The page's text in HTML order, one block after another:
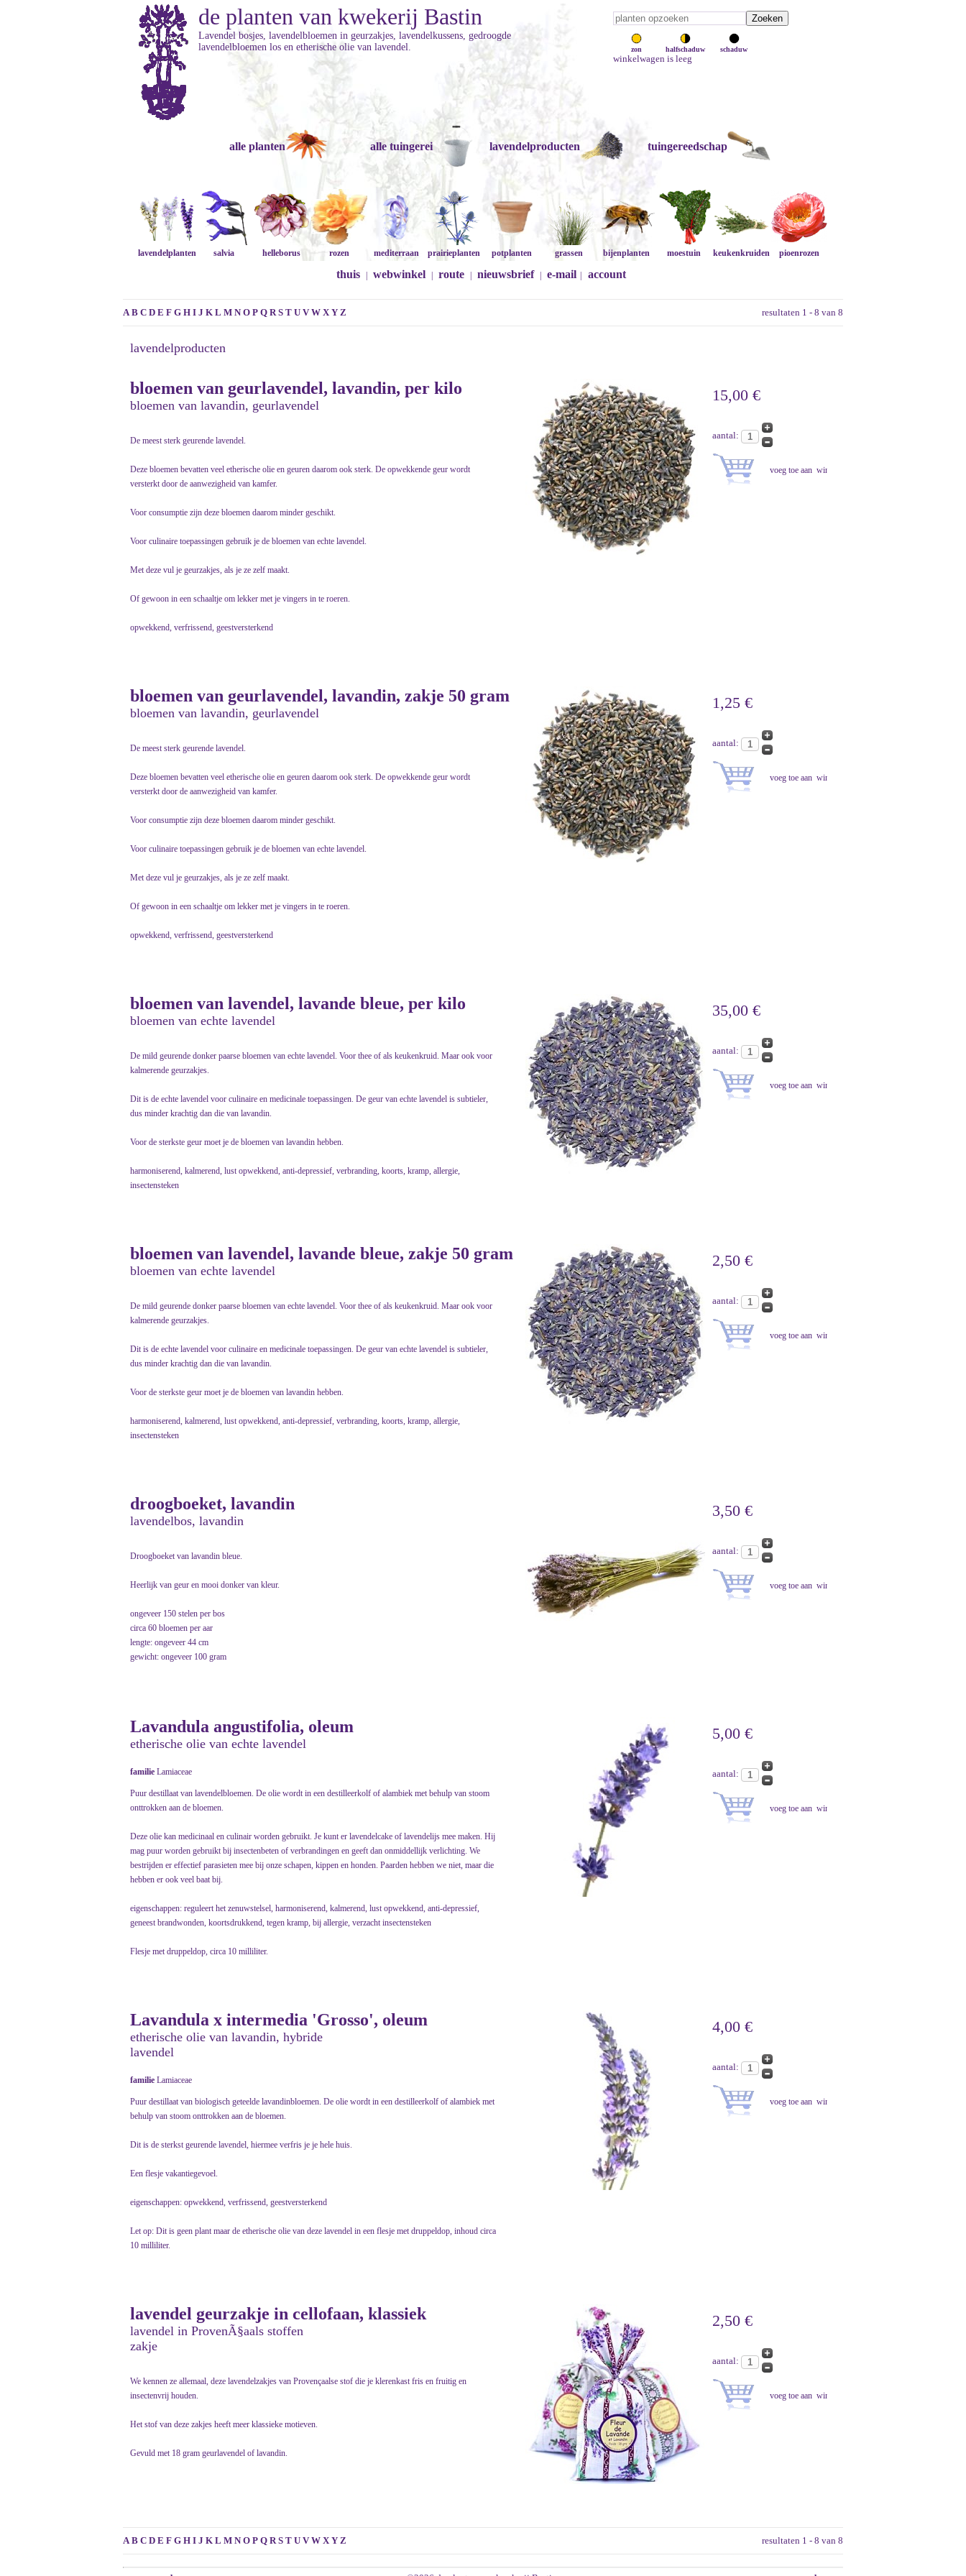
zon halfschaduw schaduw
winkelwagen is leeg
de planten van kwekerij Bastin
Lavendel bosjes, lavendelbloemen in geurzakjes, lavendelkussens, gedroogde
lavendelbloemen los en etherische olie van lavendel.
alle planten alle tuingerei lavendelproducten tuingereedschap
lavendelplanten salvia helleborus rozen mediterraan prairieplanten potplanten grassen bijenplanten moestuin keukenkruiden pioenrozen
thuis webwinkel route nieuwsbrief e-mail account
A B C D E F G H I J K L M N O P Q R S T U V W X Y Z resultaten 1 - 8 van 8
lavendelproducten
bloemen van geurlavendel, lavandin, per kilo
bloemen van lavandin, geurlavendel
De meest sterk geurende lavendel.
Deze bloemen bevatten veel etherische olie en geuren daarom ook sterk. De opwekkende geur wordt
versterkt door de aanwezigheid van kamfer.
Voor consumptie zijn deze bloemen daarom minder geschikt.
Voor culinaire toepassingen gebruik je de bloemen van echte lavendel.
Met deze vul je geurzakjes, als je ze zelf maakt.
Of gewoon in een schaaltje om lekker met je vingers in te roeren.
opwekkend, verfrissend, geestversterkend
15,00 €
aantal:
bloemen van geurlavendel, lavandin, zakje 50 gram
bloemen van lavandin, geurlavendel
De meest sterk geurende lavendel.
Deze bloemen bevatten veel etherische olie en geuren daarom ook sterk. De opwekkende geur wordt
versterkt door de aanwezigheid van kamfer.
Voor consumptie zijn deze bloemen daarom minder geschikt.
Voor culinaire toepassingen gebruik je de bloemen van echte lavendel.
Met deze vul je geurzakjes, als je ze zelf maakt.
Of gewoon in een schaaltje om lekker met je vingers in te roeren.
opwekkend, verfrissend, geestversterkend
1,25 €
aantal:
bloemen van lavendel, lavande bleue, per kilo
bloemen van echte lavendel
De mild geurende donker paarse bloemen van echte lavendel. Voor thee of als keukenkruid. Maar ook voor
kalmerende geurzakjes.
Dit is de echte lavendel voor culinaire en medicinale toepassingen. De geur van echte lavendel is subtieler,
dus minder krachtig dan die van lavandin.
Voor de sterkste geur moet je de bloemen van lavandin hebben.
harmoniserend, kalmerend, lust opwekkend, anti-depressief, verbranding, koorts, kramp, allergie,
insectensteken
35,00 €
aantal:
bloemen van lavendel, lavande bleue, zakje 50 gram
bloemen van echte lavendel
De mild geurende donker paarse bloemen van echte lavendel. Voor thee of als keukenkruid. Maar ook voor
kalmerende geurzakjes.
Dit is de echte lavendel voor culinaire en medicinale toepassingen. De geur van echte lavendel is subtieler,
dus minder krachtig dan die van lavandin.
Voor de sterkste geur moet je de bloemen van lavandin hebben.
harmoniserend, kalmerend, lust opwekkend, anti-depressief, verbranding, koorts, kramp, allergie,
insectensteken
2,50 €
aantal:
droogboeket, lavandin
lavendelbos, lavandin
Droogboeket van lavandin bleue.
Heerlijk van geur en mooi donker van kleur.
ongeveer 150 stelen per bos
circa 60 bloemen per aar
lengte: ongeveer 44 cm
gewicht: ongeveer 100 gram
3,50 €
aantal:
Lavandula angustifolia, oleum
etherische olie van echte lavendel
familie Lamiaceae
Puur destillaat van lavendelbloemen. De olie wordt in een destilleerkolf of alambiek met behulp van stoom
onttrokken aan de bloemen.
Deze olie kan medicinaal en culinair worden gebruikt. Je kunt er lavendelcake of lavendelijs mee maken. Hij
mag puur worden gebruikt bij insectenbeten of verbrandingen en geeft dan onmiddellijk verlichting. We
bestrijden er effectief parasieten mee bij onze schapen, kippen en honden. Paarden hebben we niet, maar die
hebben er ook veel baat bij.
eigenschappen: reguleert het zenuwstelsel, harmoniserend, kalmerend, lust opwekkend, anti-depressief,
geneest brandwonden, koortsdrukkend, tegen kramp, bij allergie, verzacht insectensteken
Flesje met druppeldop, circa 10 milliliter.
5,00 €
aantal:
Lavandula x intermedia 'Grosso', oleum
etherische olie van lavandin, hybride
lavendel
familie Lamiaceae
Puur destillaat van biologisch geteelde lavandinbloemen. De olie wordt in een destilleerkolf of alambiek met
behulp van stoom onttrokken aan de bloemen.
Dit is de sterkst geurende lavendel, hiermee verfris je je hele huis.
Een flesje vakantiegevoel.
eigenschappen: opwekkend, verfrissend, geestversterkend
Let op: Dit is geen plant maar de etherische olie van deze lavendel in een flesje met druppeldop, inhoud circa
10 milliliter.
4,00 €
aantal:
lavendel geurzakje in cellofaan, klassiek
lavendel in ProvenÃ§aals stoffen
zakje
We kennen ze allemaal, deze lavendelzakjes van Provençaalse stof die je klerenkast fris en fruitig en
insectenvrij houden.
Het stof van deze zakjes heeft meer klassieke motieven.
Gevuld met 18 gram geurlavendel of lavandin.
2,50 €
aantal:
A B C D E F G H I J K L M N O P Q R S T U V W X Y Z resultaten 1 - 8 van 8